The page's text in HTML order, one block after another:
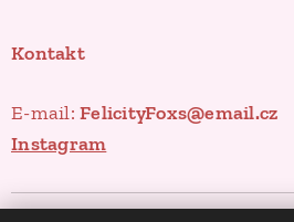
Kontakt
E-mail:FelicityFoxs@email.cz
Instagram